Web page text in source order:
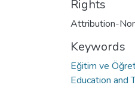
Rights
Attribution-
Keywords
Eğitim ve
Education and